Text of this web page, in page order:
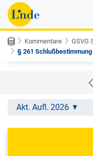
Kommentare
GSVG
§ 261
Akt. Aufl. 2026